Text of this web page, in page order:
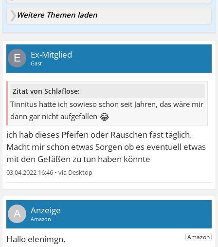
Weitere Themen laden
E Ex-Mitglied
Gast
Zitat von Schlaflose:
Tinnitus hatte ich sowieso schon seit Jahren, das wäre mir
dann gar nicht aufgefallen 😂
ich hab dieses Pfeifen oder Rauschen fast täglich.
Macht mir schon etwas Sorgen ob es eventuell etwas
mit den Gefäßen zu tun haben könnte
03.04.2022 16:46 •
A